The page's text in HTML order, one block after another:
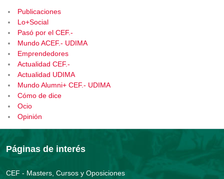
Publicaciones
Lo+Social
Pasó por el CEF.-
Mundo ACEF.- UDIMA
Emprendedores
Actualidad CEF.-
Actualidad UDIMA
Mundo Alumni+ CEF.- UDIMA
Cómo de dice
Ocio
Opinión
Páginas de interés
CEF - Masters, Cursos y Oposiciones